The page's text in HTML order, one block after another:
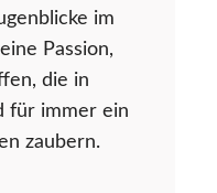
im
Passion,
die in
für immer ein
zaubern.